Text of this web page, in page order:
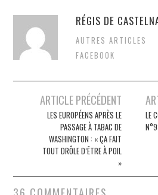
RÉGIS DE
AUTRES ARTICLES
FACEBOOK
navigation
ARTICLE PRÉCÉDENT
LES EUROPÉENS APRÈS LE
PASSAGE À TABAC DE
WASHINGTON : « ÇA FAIT
TOUT DRÔLE D’ÊTRE À POIL
»
LE